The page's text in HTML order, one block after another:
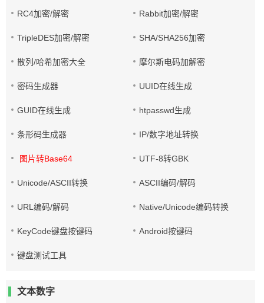
RC4加密/解密 Rabbit加密/解密
TripleDES加密/解密 SHA/SHA256加密
散列/哈希加密大全 摩尔斯电码加解密
密码生成器 UUID在线生成
GUID在线生成 htpasswd生成
条形码生成器 IP/数字地址转换
图片转Base64 UTF-8转GBK
Unicode/ASCII转换 ASCII编码/解码
URL编码/解码 Native/Unicode编码转换
KeyCode键盘按键码 Android按键码
键盘测试工具
文本数字